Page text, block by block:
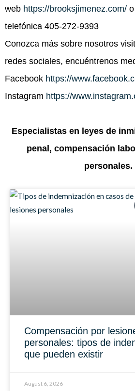
web https://brooksjimenez.com/
telefónica 405-272-9393
Conozca más sobre nosotros
redes sociales, encuéntrenos
Facebook https://
Instagram https://
Especialistas en leyes de
penal, compensación
personales.
Compensación por
personales: tipos de
que pueden existir
August 6, 2026